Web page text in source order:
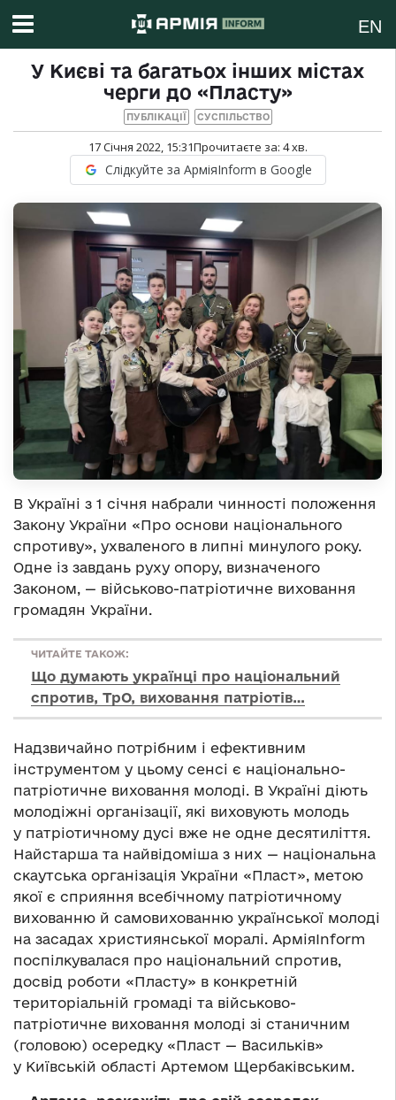
EN
У Києві та багатьох інших містах
черги до «Пласту»
ПУБЛІКАЦІЇ СУСПІЛЬСТВО
17 Січня 2022, 15:31Прочитаєте за: 4хв.
Слідкуйте за АрміяInform в Google
В Україні з 1 січня набрали чинності положення
Закону України «Про основи національного
спротиву», ухваленого в липні минулого року.
Одне із завдань руху опору, визначеного
Законом, — військово-патріотичне виховання
громадян України.
ЧИТАЙТЕ ТАКОЖ:
Що думають українці про національний
спротив, ТрО, виховання патріотів…
Надзвичайно потрібним і ефективним
інструментом у цьому сенсі є національно-
патріотичне виховання молоді. В Україні діють
молодіжні організації, які виховують молодь
у патріотичному дусі вже не одне десятиліття.
Найстарша та найвідоміша з них — національна
скаутська організація України «Пласт», метою
якої є сприяння всебічному патріотичному
вихованню й самовихованню української молоді
на засадах християнської моралі. АрміяInform
поспілкувалася про національний спротив,
досвід роботи «Пласту» в конкретній
територіальній громаді та військово-
патріотичне виховання молоді зі станичним
(головою) осередку «Пласт — Васильків»
у Київській області Артемом Щербаківським.